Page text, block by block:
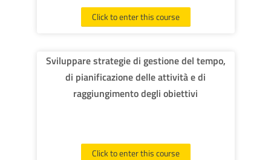
Click to enter this course
Sviluppare strategie di gestione del tempo,
di pianificazione delle attività e di
raggiungimento degli obiettivi
Click to enter this course